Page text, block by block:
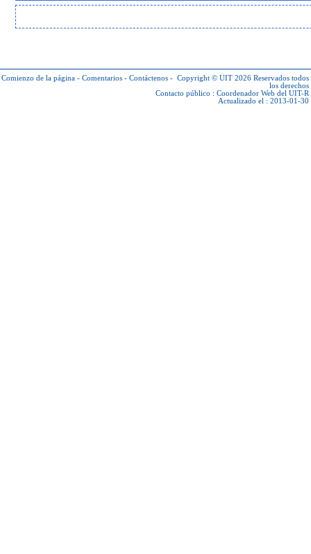
Comienzo de la página - Comentarios - Contáctenos - Copyright © UIT 2026 Reservados todos
los derechos
Contacto público : Coordenador Web del UIT-R
Actualizado el : 2013-01-30